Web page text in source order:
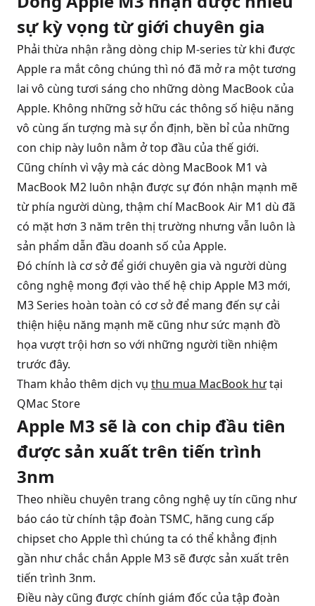
sự kỳ vọng từ giới chuyên gia
Phải thừa nhận rằng dòng chip M-series từ khi được
Apple ra mắt công chúng thì nó đã mở ra một tương
lai vô cùng tươi sáng cho những dòng MacBook của
Apple. Không những sở hữu các thông số hiệu năng
vô cùng ấn tượng mà sự ổn định, bền bỉ của những
con chip này luôn nằm ở top đầu của thế giới.
Cũng chính vì vậy mà các dòng MacBook M1 và
MacBook M2 luôn nhận được sự đón nhận mạnh mẽ
từ phía người dùng, thậm chí MacBook Air M1 dù đã
có mặt hơn 3 năm trên thị trường nhưng vẫn luôn là
sản phẩm dẫn đầu doanh số của Apple.
Đó chính là cơ sở để giới chuyên gia và người dùng
công nghệ mong đợi vào thế hệ chip Apple M3 mới,
M3 Series hoàn toàn có cơ sở để mang đến sự cải
thiện hiệu năng mạnh mẽ cũng như sức mạnh đồ
họa vượt trội hơn so với những người tiền nhiệm
trước đây.
Tham khảo thêm dịch vụ thu mua MacBook hưtại
QMac Store
Apple M3 sẽ là con chip đầu tiên
được sản xuất trên tiến trình
3nm
Theo nhiều chuyên trang công nghệ uy tín cũng như
báo cáo từ chính tập đoàn TSMC, hãng cung cấp
chipset cho Apple thì chúng ta có thể khẳng định
gần như chắc chắn Apple M3 sẽ được sản xuất trên
tiến trình 3nm.
Điều này cũng được chính giám đốc của tập đoàn